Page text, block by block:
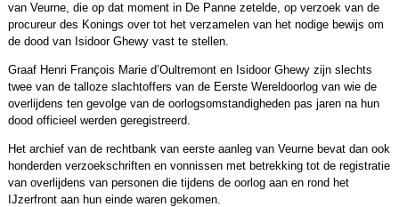
van Veurne, die op dat moment in De Panne zetelde, op verzoek van de
procureur des Konings over tot het verzamelen van het nodige bewijs om
de dood van Isidoor Ghewy vast te stellen.
Graaf Henri François Marie d’Oultremont en Isidoor Ghewy zijn slechts
twee van de talloze slachtoffers van de Eerste Wereldoorlog van wie de
overlijdens ten gevolge van de oorlogsomstandigheden pas jaren na hun
dood officieel werden geregistreerd.
Het archief van de rechtbank van eerste aanleg van Veurne bevat dan ook
honderden verzoekschriften en vonnissen met betrekking tot de registratie
van overlijdens van personen die tijdens de oorlog aan en rond het
IJzerfront aan hun einde waren gekomen.